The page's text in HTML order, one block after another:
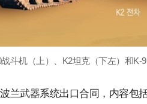
斗机（上）、K2坦克（下左）和K-
兰武器系统出口合同，内容包